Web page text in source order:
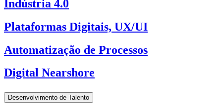
Indústria 4.0
Plataformas Digitais, UX/UI
Automatização de Processos
Digital Nearshore
Desenvolvimento de Talento